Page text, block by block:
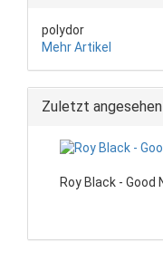
polydor
Mehr Artikel
Zuletzt angesehen
Roy Black - Good